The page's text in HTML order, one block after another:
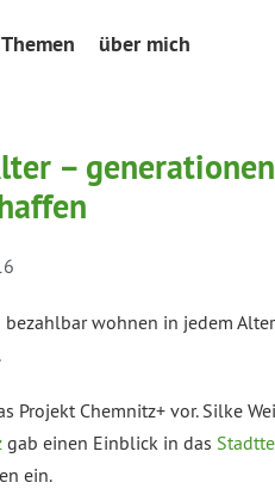
Themen über mich
–
wohnen in jedem
Projekt Chemnitz+ vor. Silke
gab einen Einblick in das
ein.